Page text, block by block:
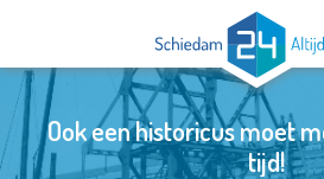
Ook een historicus moet
tijd!